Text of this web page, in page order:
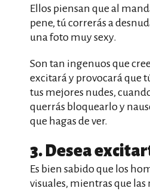
Ellos piensan que al
pene, tú correrás a
una foto muy sexy.
Son tan ingenuos que
excitará y provocará que
tus mejores nudes,
querrás bloquearlo y
que hagas de ver.
3. Desea
Es bien sabido que los
visuales, mientras que las